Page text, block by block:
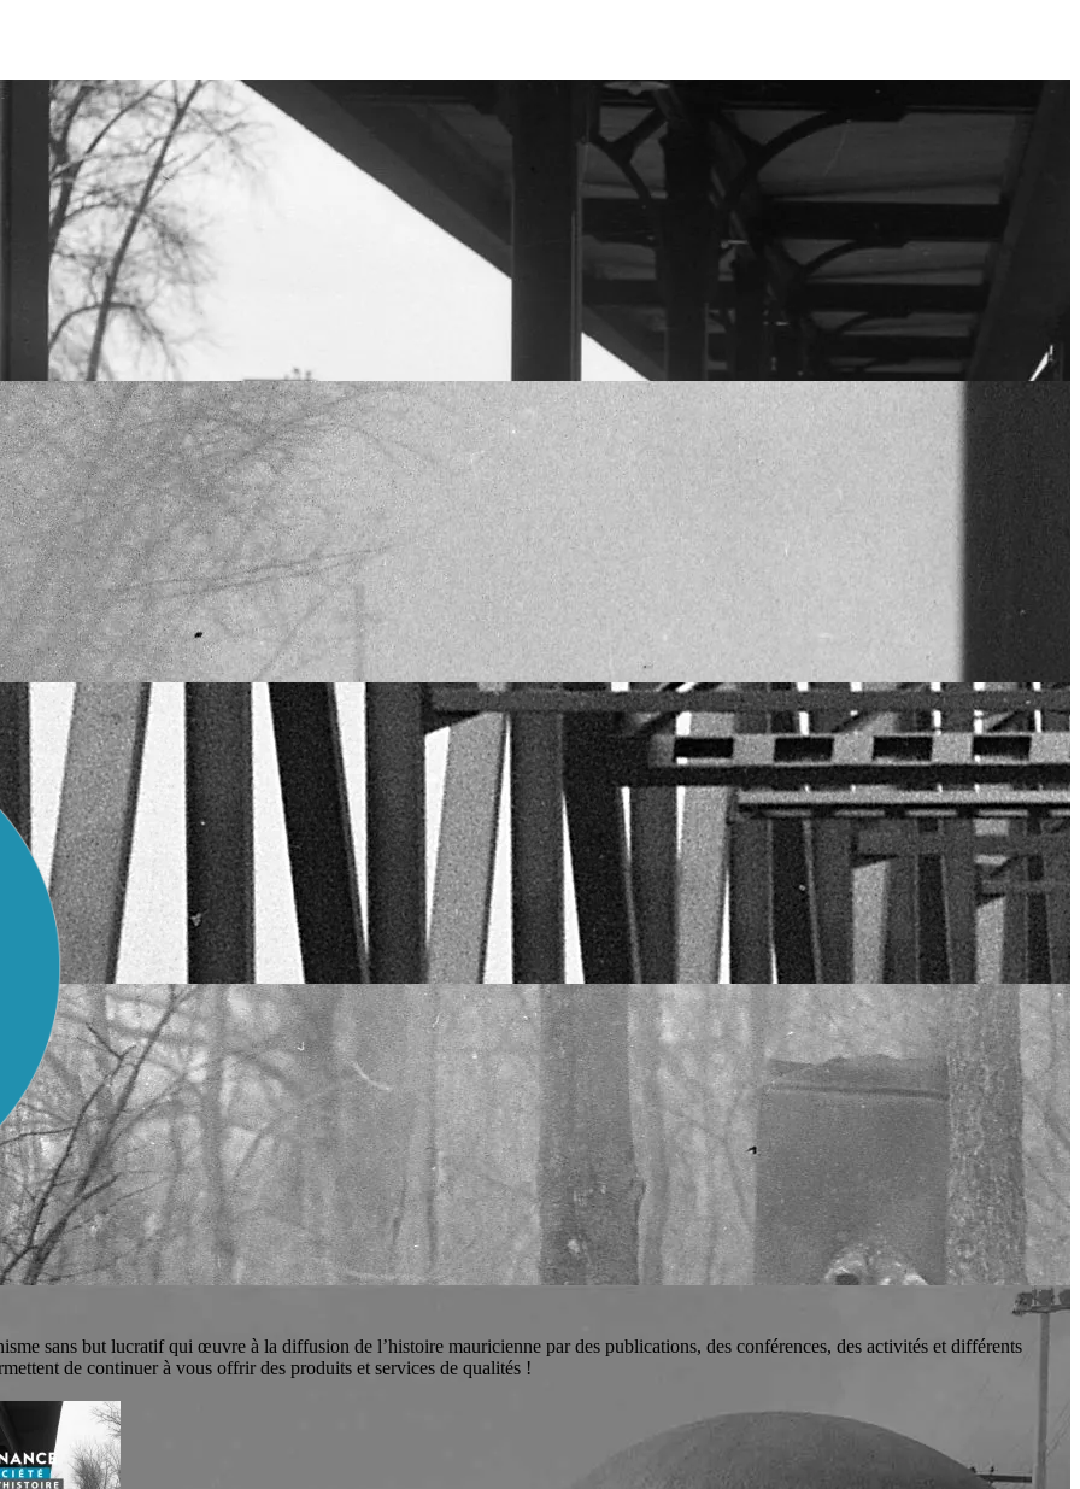
sans but lucratif qui œuvre à la diffusion de l’histoire mauricienne par des publications, des conférences, des activités et différents
de continuer à vous offrir des produits et services de qualités !